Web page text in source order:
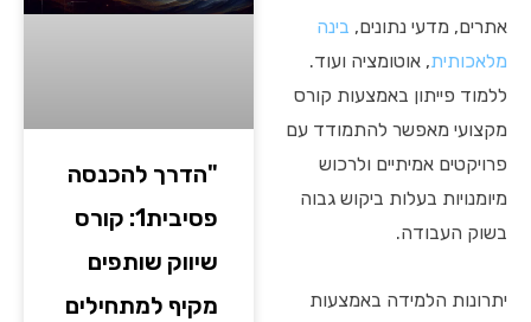
אתרים, מדעי נתונים, בינה
מלאכותית, אוטומציה ועוד.
ללמוד פייתון באמצעות קורס
מקצועי מאפשר להתמודד עם
פרויקטים אמיתיים ולרכוש
מיומנויות בעלות ביקוש גבוה
בשוק העבודה.
יתרונות הלמידה באמצעות
"הדרך להכנסה
פסיבית1: קורס
שיווק שותפים
מקיף למתחילים